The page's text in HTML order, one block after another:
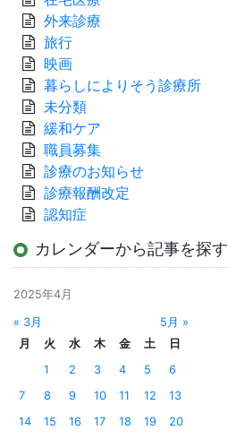
外来診療
旅行
映画
暮らしによりそう診療所
未分類
緩和ケア
職員募集
診療のお知らせ
診療報酬改定
認知症
カレンダーから記事を探す
2025年4月
« 3月
5月 »
月
火 水 木 金 土
日
1
2 3 4 5
6
7
8 9 10 11 12
13
14
15 16 17 18 19 20